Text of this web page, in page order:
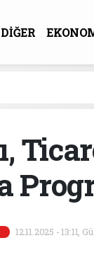
DİĞER
12.11.2025 - 13:11,